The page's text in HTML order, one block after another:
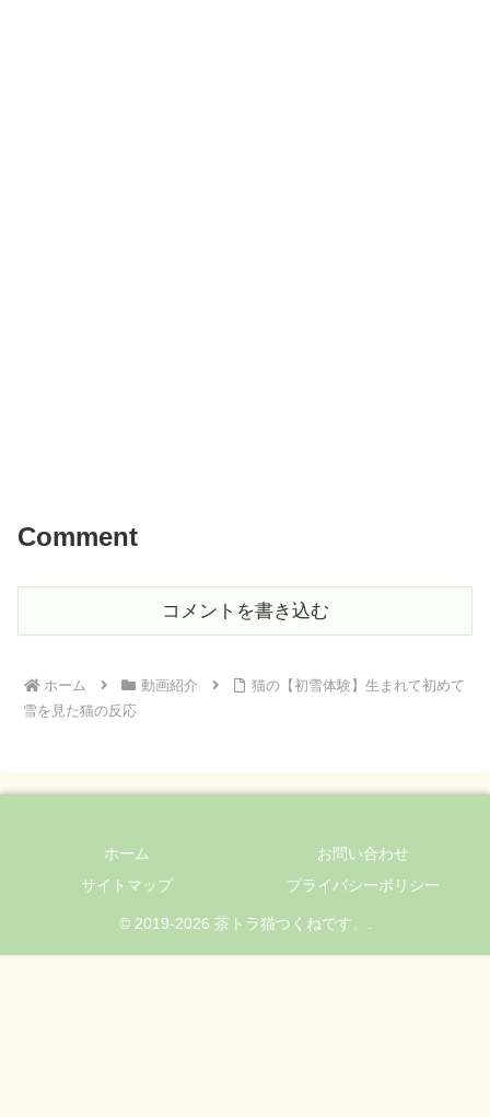
Comment
コメントを書き込む
ホーム 動画紹介
猫の【初雪体験】生まれて初めて
雪を見た猫の反応
ホーム
お問い合わせ
サイトマップ
プライバシーポリシー
© 2019-2026 茶トラ猫つくねです。.